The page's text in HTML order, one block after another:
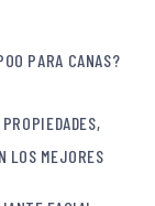
PARA CANAS?
LOS MEJORES